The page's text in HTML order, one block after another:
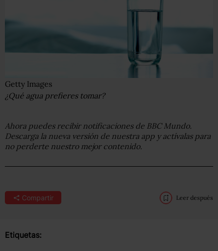
Getty Images
¿Qué agua prefieres tomar?
Ahora puedes recibir notificaciones de BBC Mundo.
Descarga la nueva versión de nuestra app y actívalas para
no perderte nuestro mejor contenido.
Compartir Leer después
Etiquetas: